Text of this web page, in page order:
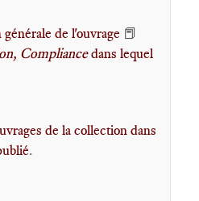
de l'ouvrage 📕
Compliancedans lequel
de la collection dans
.